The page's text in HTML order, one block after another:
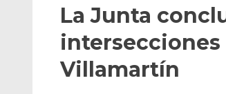
La Junta
intersecciones
Villamartín